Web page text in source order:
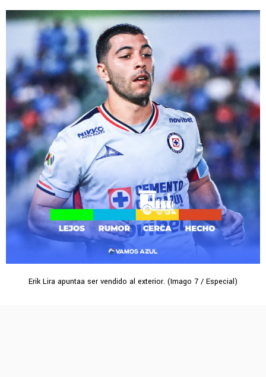
Erik Lira apuntaa ser vendido al exterior. (Imago 7 / Especial)